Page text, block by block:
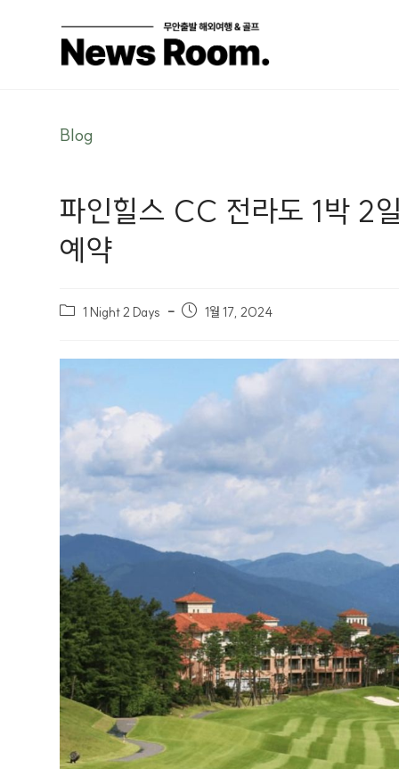
Blog
파인힐스 CC 전라도 1박 2
예약
1 Night 2 Days 1월 17, 2024